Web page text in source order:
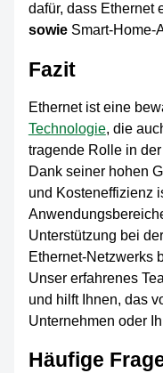
dafür, dass Ethernet
sowieSmart-Home-
Fazit
Ethernet ist eine
Technologie, die
tragende Rolle in
Dank seiner hohen
und Kosteneffizienz
Unterstützung bei
Ethernet-Netzwerks
Unser erfahrenes
und hilft Ihnen, das
Unternehmen oder
Häufige